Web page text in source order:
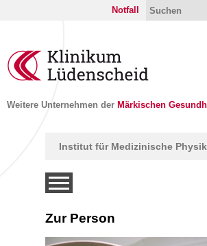
Notfall
Weitere Unternehmen der Märkischen
Institut für Medizinische Physik
Zur Person